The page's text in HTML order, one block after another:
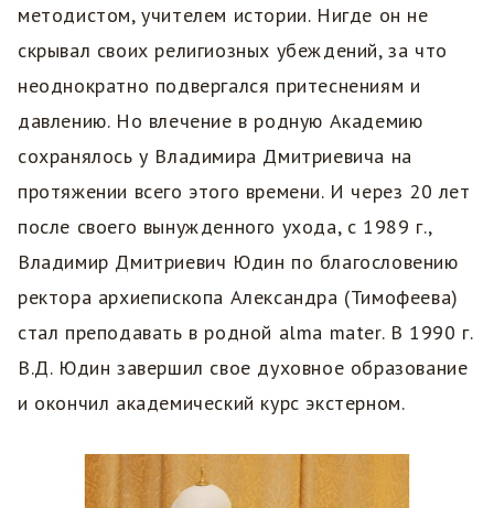
методистом, учителем истории. Нигде он не
скрывал своих религиозных убеждений, за что
неоднократно подвергался притеснениям и
давлению. Но влечение в родную Академию
сохранялось у Владимира Дмитриевича на
протяжении всего этого времени. И через 20 лет
после своего вынужденного ухода, с 1989 г.,
Владимир Дмитриевич Юдин по благословению
ректора архиепископа Александра (Тимофеева)
стал преподавать в родной alma mater. В 1990 г.
В.Д. Юдин завершил свое духовное образование
и окончил академический курс экстерном.